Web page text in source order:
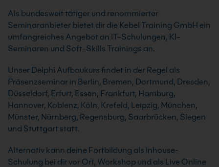
Als bundesweit tätiger und renommierter
Seminaranbieter bietet dir die Kebel Training GmbH ein
umfangreiches Angebot an IT-Schulungen, KI-
Seminaren und Soft-Skills Trainings an.
Unser Delphi Aufbaukurs findet in der Regel als
Präsenzseminar in Berlin, Bremen, Dortmund, Dresden,
Düsseldorf, Erfurt, Essen, Frankfurt, Hamburg,
Hannover, Koblenz, Köln, Krefeld, Leipzig, München,
Münster, Nürnberg, Regensburg, Saarbrücken, Siegen
und Stuttgart statt.
Alternativ kann deine Fortbildung als Inhouse-
Schulung bei dir vor Ort, Workshop und als Live Online